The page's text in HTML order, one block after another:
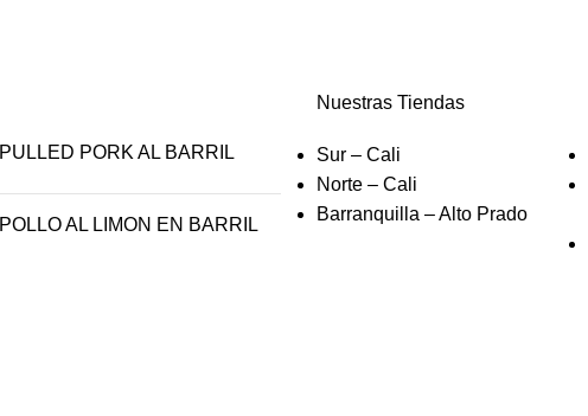
PULLED PORK AL BARRIL
POLLO AL LIMON EN BARRIL
Nuestras Tiendas
Sur – Cali
Norte – Cali
Barranquilla – Alto Prado